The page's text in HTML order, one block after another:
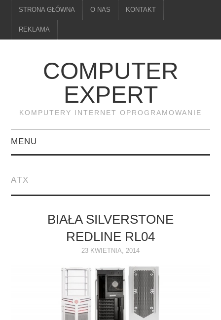
STRONA GŁÓWNA O NAS KONTAKT
REKLAMA
COMPUTER
EXPERT
KOMPUTERY INTERNET OPROGRAMOWANIE
MENU
MONITORY
OPROGRAMOWANIE
INTERNET
ATX
BIAŁA SILVERSTONE
REDLINE RL04
23 KWIETNIA, 2014